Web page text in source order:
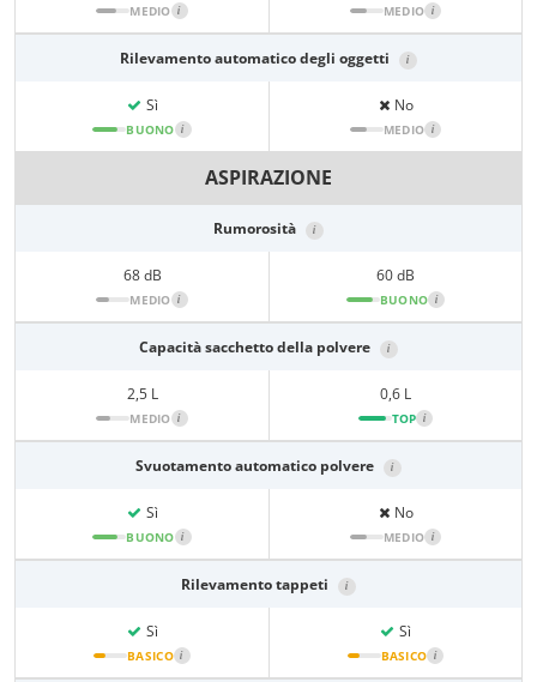
MEDIO i MEDIO i
Rilevamento automatico degli oggetti i
Sì
BUONO i
No
MEDIO i
ASPIRAZIONE
Rumorosità i
68 dB
MEDIO i
60 dB
BUONO i
Capacità sacchetto della polvere i
2,5 L
MEDIO i
0,6 L
TOP i
Svuotamento automatico polvere i
Sì
BUONO i
No
MEDIO i
Rilevamento tappeti i
Sì
BASICO i
Sì
BASICO i